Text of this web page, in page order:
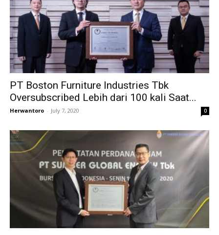
PT Boston Furniture Industries Tbk
Oversubscribed Lebih dari 100 kali Saat...
Herwantoro - July 7, 2020 0